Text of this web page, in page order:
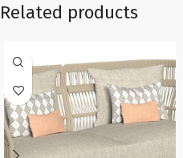
Related products